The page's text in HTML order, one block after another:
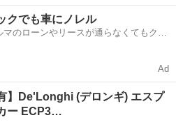
キッチン家電
クでも車にノレル
マのローンやリースが通らなくてもクル
Ad
】De'Longhi (デロンギ) エスプ
ー ECP3…